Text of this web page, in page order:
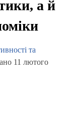
а й
та
11 лютого